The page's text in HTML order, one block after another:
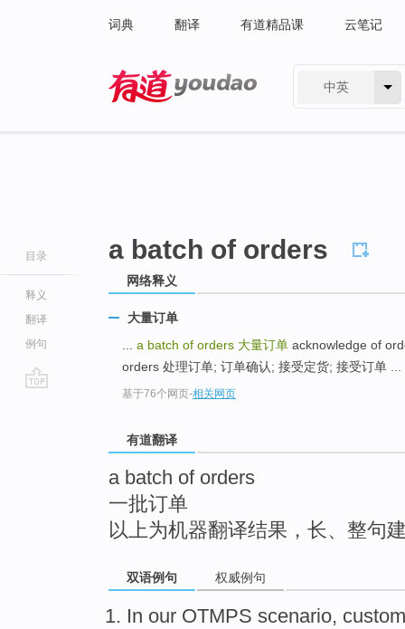
词典 翻译 有道精品课 云笔记
中英
目录
释义
翻译
例句
a batch of orders
网络释义
大量订单
a batch of orders 大量订单 acknowledge of
orders 处理订单; 订单确认; 接受定货; 接受订单 ...
基于76个网页-相关网页
有道翻译
a batch of orders
一批订单
以上为机器翻译结果，长、整句
双语例句 权威例句
In our OTMPS scenario,